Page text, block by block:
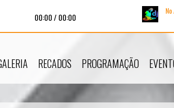
00:00/ 00:00
RECADOS PROGRAMAÇÃO